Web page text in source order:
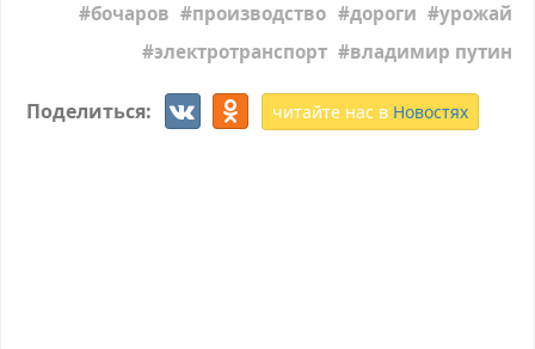
бочаров производство дороги
урожай
электротранспорт
владимир путин
Поделиться: читайте нас в Новостях